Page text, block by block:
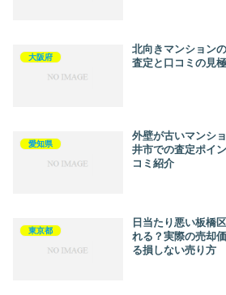
大阪府
北向きマンション
査定と口コミの見
愛知県
外壁が古いマンシ
井市での査定ポイ
コミ紹介
東京都
日当たり悪い板橋
れる？実際の売却
る損しない売り方